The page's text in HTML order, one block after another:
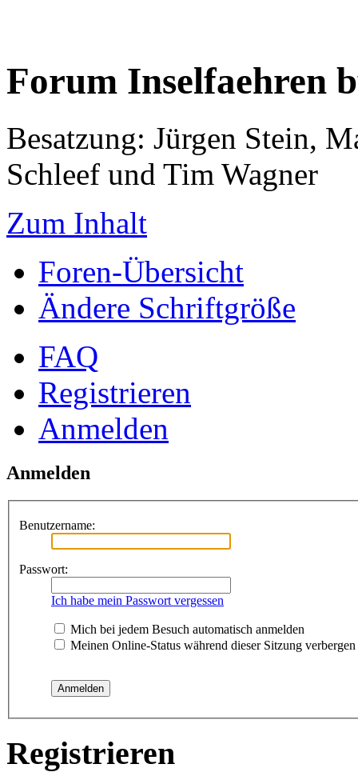
Forum Inselfaehren
Besatzung: Jürgen Stein,
Schleef und Tim Wagner
Zum Inhalt
Foren-Übersicht
Ändere Schriftgröße
FAQ
Registrieren
Anmelden
Anmelden
Benutzername:
Passwort:
Ich habe mein Passwort vergessen
Mich bei jedem Besuch automatisch anmelden
Meinen Online-Status während dieser Sitzung verbergen
Registrieren